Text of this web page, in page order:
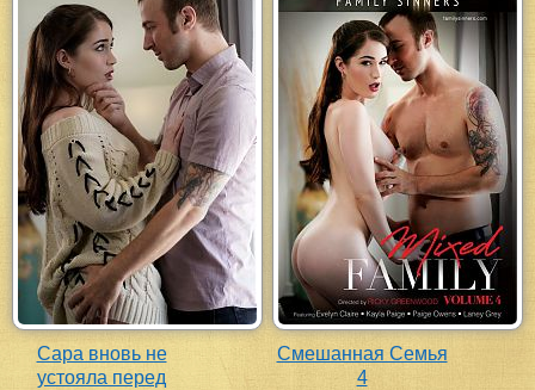
Сара вновь не
устояла перед
Смешанная Семья
4